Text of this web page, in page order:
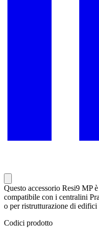
Questo accessorio Resi9 MP
compatibile con i centralini
o per ristrutturazione di edifici
Codici prodotto